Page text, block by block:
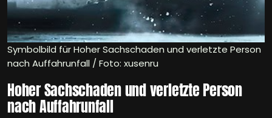
Symbolbild für Hoher Sachschaden und verletzte Person
nach Auffahrunfall / Foto: xusenru
Hoher Sachschaden und verletzte Person
nach Auffahrunfall